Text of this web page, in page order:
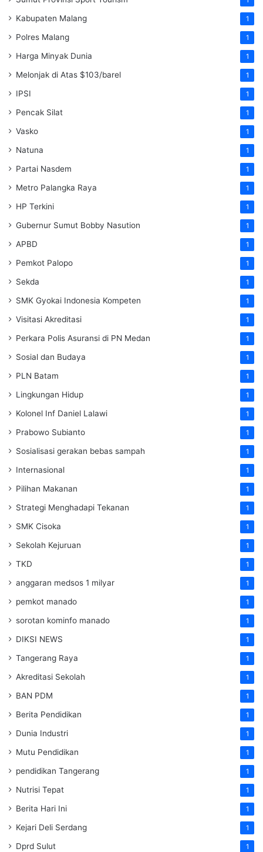
Kabupaten Malang 1
Polres Malang 1
Harga Minyak Dunia 1
Melonjak di Atas $103/barel 1
IPSI 1
Pencak Silat 1
Vasko 1
Natuna 1
Partai Nasdem 1
Metro Palangka Raya 1
HP Terkini 1
Gubernur Sumut Bobby Nasution 1
APBD 1
Pemkot Palopo 1
Sekda 1
SMK Gyokai Indonesia Kompeten 1
Visitasi Akreditasi 1
Perkara Polis Asuransi di PN Medan 1
Sosial dan Budaya 1
PLN Batam 1
Lingkungan Hidup 1
Kolonel Inf Daniel Lalawi 1
Prabowo Subianto 1
Sosialisasi gerakan bebas sampah 1
Internasional 1
Pilihan Makanan 1
Strategi Menghadapi Tekanan 1
SMK Cisoka 1
Sekolah Kejuruan 1
TKD 1
anggaran medsos 1 milyar 1
pemkot manado 1
sorotan kominfo manado 1
DIKSI NEWS 1
Tangerang Raya 1
Akreditasi Sekolah 1
BAN PDM 1
Berita Pendidikan 1
Dunia Industri 1
Mutu Pendidikan 1
pendidikan Tangerang 1
Nutrisi Tepat 1
Berita Hari Ini 1
Kejari Deli Serdang 1
Dprd Sulut 1